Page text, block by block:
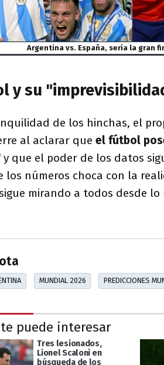
Argentina vs. España, sería la gran
y su
de los hinchas, el
al aclarar que el fútbol
y que el poder de los datos
números choca con la
mirando a todos desde lo
MUNDIAL 2026 PREDICCIONES
puede interesar
Tres lesionados,
Lionel Scaloni en
búsqueda de los